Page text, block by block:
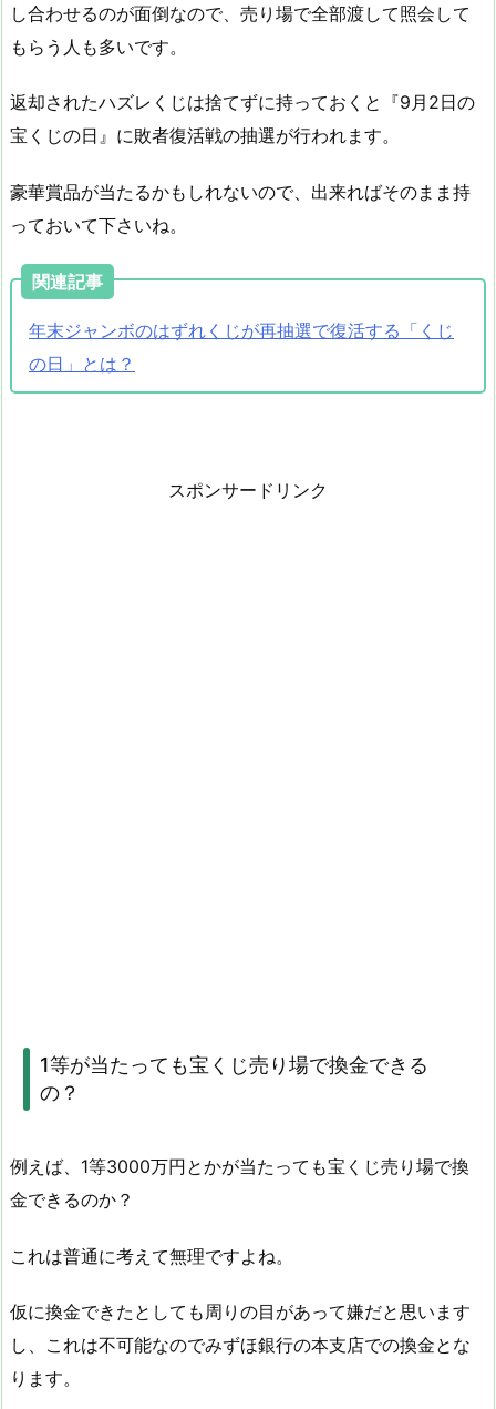
し合わせるのが面倒なので、売り場で全部渡して照会して
もらう人も多いです。
返却されたハズレくじは捨てずに持っておくと『9月2日の
宝くじの日』に敗者復活戦の抽選が行われます。
豪華賞品が当たるかもしれないので、出来ればそのまま持
っておいて下さいね。
関連記事
年末ジャンボのはずれくじが再抽選で復活する「くじ
の日」とは？
スポンサードリンク
1等が当たっても宝くじ売り場で換金できる
の？
例えば、1等3000万円とかが当たっても宝くじ売り場で換
金できるのか？
これは普通に考えて無理ですよね。
仮に換金できたとしても周りの目があって嫌だと思います
し、これは不可能なのでみずほ銀行の本支店での換金とな
ります。